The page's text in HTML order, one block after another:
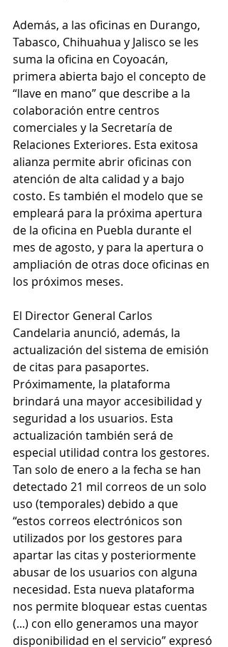
Además, a las oficinas en Durango,
Tabasco, Chihuahua y Jalisco se les
suma la oficina en Coyoacán,
primera abierta bajo el concepto de
“llave en mano” que describe a la
colaboración entre centros
comerciales y la Secretaría de
Relaciones Exteriores. Esta exitosa
alianza permite abrir oficinas con
atención de alta calidad y a bajo
costo. Es también el modelo que se
empleará para la próxima apertura
de la oficina en Puebla durante el
mes de agosto, y para la apertura o
ampliación de otras doce oficinas en
los próximos meses.
El Director General Carlos
Candelaria anunció, además, la
actualización del sistema de emisión
de citas para pasaportes.
Próximamente, la plataforma
brindará una mayor accesibilidad y
seguridad a los usuarios. Esta
actualización también será de
especial utilidad contra los gestores.
Tan solo de enero a la fecha se han
detectado 21 mil correos de un solo
uso (temporales) debido a que
“estos correos electrónicos son
utilizados por los gestores para
apartar las citas y posteriormente
abusar de los usuarios con alguna
necesidad. Esta nueva plataforma
nos permite bloquear estas cuentas
(...) con ello generamos una mayor
disponibilidad en el servicio” expresó